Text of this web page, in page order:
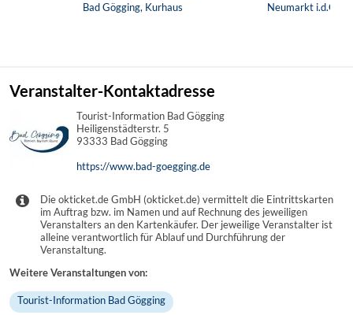
Bad Gögging, Kurhaus
Neumarkt
Veranstalter-Kontaktadresse
Tourist-Information Bad Gögging
Heiligenstädterstr. 5
93333 Bad Gögging
https://www.bad-goegging.de
Die okticket.de GmbH (okticket.de) vermittelt die Eintrittskarten
im Auftrag bzw. im Namen und auf Rechnung des jeweiligen
Veranstalters an den Kartenkäufer. Der jeweilige Veranstalter ist
alleine verantwortlich für Ablauf und Durchführung der
Veranstaltung.
Weitere Veranstaltungen von:
Tourist-Information Bad Gögging